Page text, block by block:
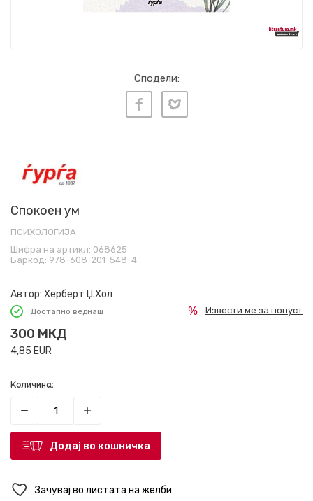
Сподели:
Спокоен ум
ПСИХОЛОГИЈА
Шифра на артикл: 068625
Баркод: 978-608-201-548-4
Автор: Херберт Џ.Хол
Достапно веднаш
300 МКД
4,85 EUR
Извести ме за попуст
Количина:
Додај во кошничка
Зачувај во листата на желби